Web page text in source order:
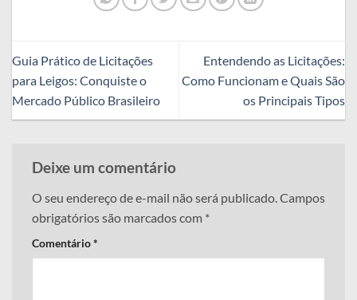
Guia Prático de Licitações
para Leigos: Conquiste o
Mercado Público Brasileiro
Entendendo as Licitações:
Como Funcionam e Quais São
os Principais Tipos
Deixe um comentário
O seu endereço de e-mail não será publicado.Campos
obrigatórios são marcados com *
Comentário*